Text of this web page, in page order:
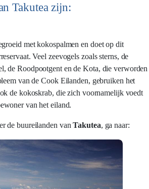
Takutea zijn:
met kokospalmen en doet op dit
Veel zeevogels zoals sterns, de
de Roodpootgent en de Kota, die verworden
van de Cook Eilanden, gebruiken het
de kokoskrab, die zich voornamelijk voedt
van het eiland.
de buureilanden vanTakutea, ga naar: